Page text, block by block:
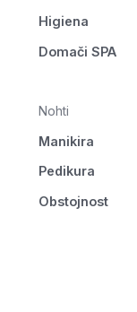
Higiena
Domači SPA
Nohti
Manikira
Pedikura
Obstojnost